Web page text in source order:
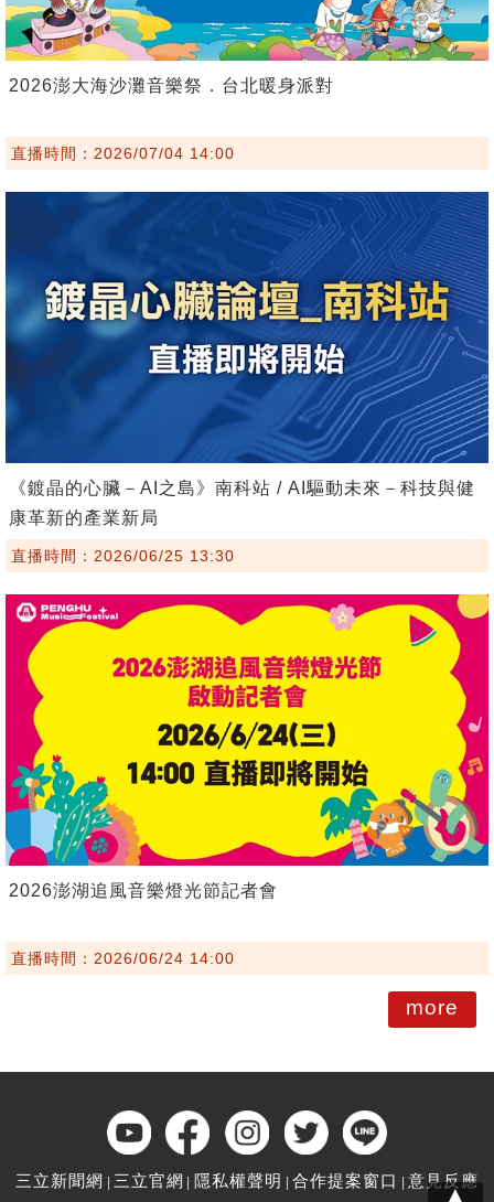
2026澎大海沙灘音樂祭．台北暖身派對
直播時間：2026/07/04 14:00
《鍍晶的心臟－AI之島》南科站 / AI驅動未來－科技與健
康革新的產業新局
直播時間：2026/06/25 13:30
2026澎湖追風音樂燈光節記者會
直播時間：2026/06/24 14:00
more
三立新聞網 三立官網 隱私權聲明 合作提案窗口 意見反應
▲